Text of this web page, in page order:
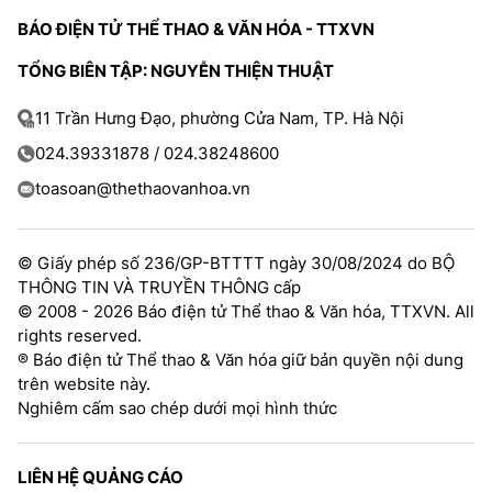
TRA CỨU PHƯỜNG XÃ
CỐNG HIẾN
BÙI XUÂN PHÁI
TIỆN ÍCH
Hotline: 0981.119.189
Điện thoại: 024.38254756
MẠNG XÃ HỘI
BÁO ĐIỆN TỬ THỂ THAO & VĂN HÓA - TTXVN
TỔNG BIÊN TẬP: NGUYỄN THIỆN THUẬT
11 Trần Hưng Đạo, phường Cửa Nam, TP. Hà Nội
024.39331878 / 024.38248600
toasoan@thethaovanhoa.vn
© Giấy phép số 236/GP-BTTTT ngày 30/08/2024 do BỘ
THÔNG TIN VÀ TRUYỀN THÔNG cấp
© 2008 - 2026 Báo điện tử Thể thao & Văn hóa, TTXVN. All
rights reserved.
® Báo điện tử Thể thao & Văn hóa giữ bản quyền nội dung
trên website này.
Nghiêm cấm sao chép dưới mọi hình thức
LIÊN HỆ QUẢNG CÁO